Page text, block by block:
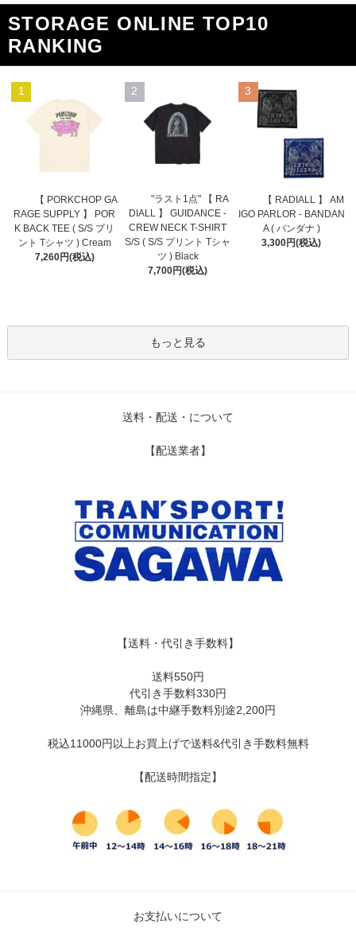
STORAGE ONLINE TOP10
RANKING
1
【 PORKCHOP GA
RAGE SUPPLY 】 POR
K BACK TEE ( S/S プリ
ント Tシャツ ) Cream
7,260円(税込)
2
"ラスト1点" 【 RA
DIALL 】 GUIDANCE -
CREW NECK T-SHIRT
S/S ( S/S プリント Tシャ
ツ ) Black
7,700円(税込)
3
【 RADIALL 】 AM
IGO PARLOR - BANDAN
A ( バンダナ )
3,300円(税込)
もっと見る
送料・配送・について
【配送業者】
【送料・代引き手数料】
送料550円
代引き手数料330円
沖縄県、離島は中継手数料別途2,200円
税込11000円以上お買上げで送料&代引き手数料無料
【配送時間指定】
お支払いについて